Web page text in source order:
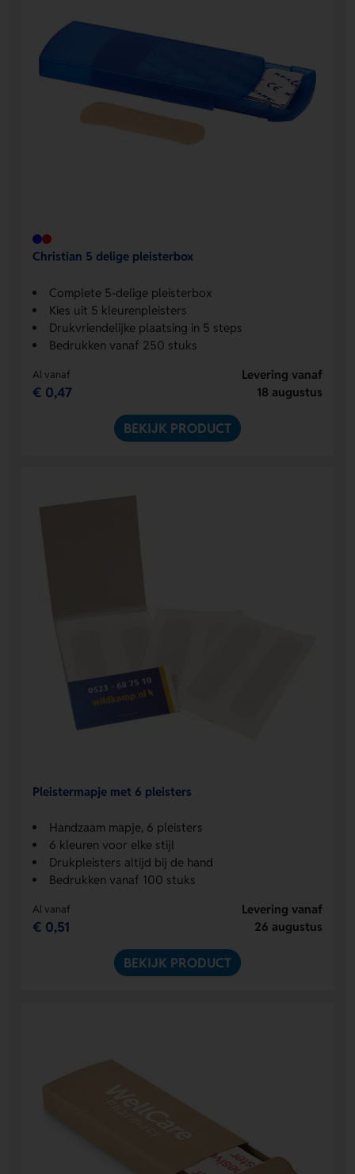
Christian 5 delige pleisterbox
Complete 5-delige pleisterbox
Kies uit 5 kleurenpleisters
Drukvriendelijke plaatsing in 5 steps
Bedrukken vanaf 250 stuks
Al vanaf
€ 0,47
Levering vanaf
18 augustus
BEKIJK PRODUCT
Pleistermapje met 6 pleisters
Handzaam mapje, 6 pleisters
6 kleuren voor elke stijl
Drukpleisters altijd bij de hand
Bedrukken vanaf 100 stuks
Al vanaf
€ 0,51
Levering vanaf
26 augustus
BEKIJK PRODUCT